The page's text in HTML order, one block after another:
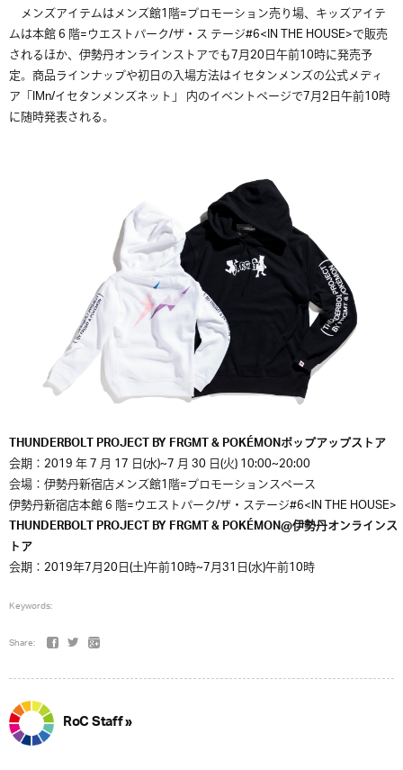
メンズアイテムはメンズ館1階=プロモーション売り場、キッズアイテ
ムは本館 6 階=ウエストパーク/ザ・ス テージ#6<IN THE HOUSE>で販売
されるほか、伊勢丹オンラインストアでも7月20日午前10時に発売予
定。商品ラインナップや初日の入場方法はイセタンメンズの公式メディ
ア「IMn/イセタンメンズネット」 内のイベントページで7月2日午前10時
に随時発表される。
THUNDERBOLT PROJECT BY FRGMT & POKÉMONポップアップストア
会期：2019 年 7 月 17 日(水)~7 月 30 日(火) 10:00~20:00
会場：伊勢丹新宿店メンズ館1階=プロモーションスペース
伊勢丹新宿店本館 6 階=ウエストパーク/ザ・ステージ#6<IN THE HOUSE>
THUNDERBOLT PROJECT BY FRGMT & POKÉMON@伊勢丹オンラインス
トア
会期：2019年7月20日(土)午前10時~7月31日(水)午前10時
Keywords:
Share:
RoC Staff »